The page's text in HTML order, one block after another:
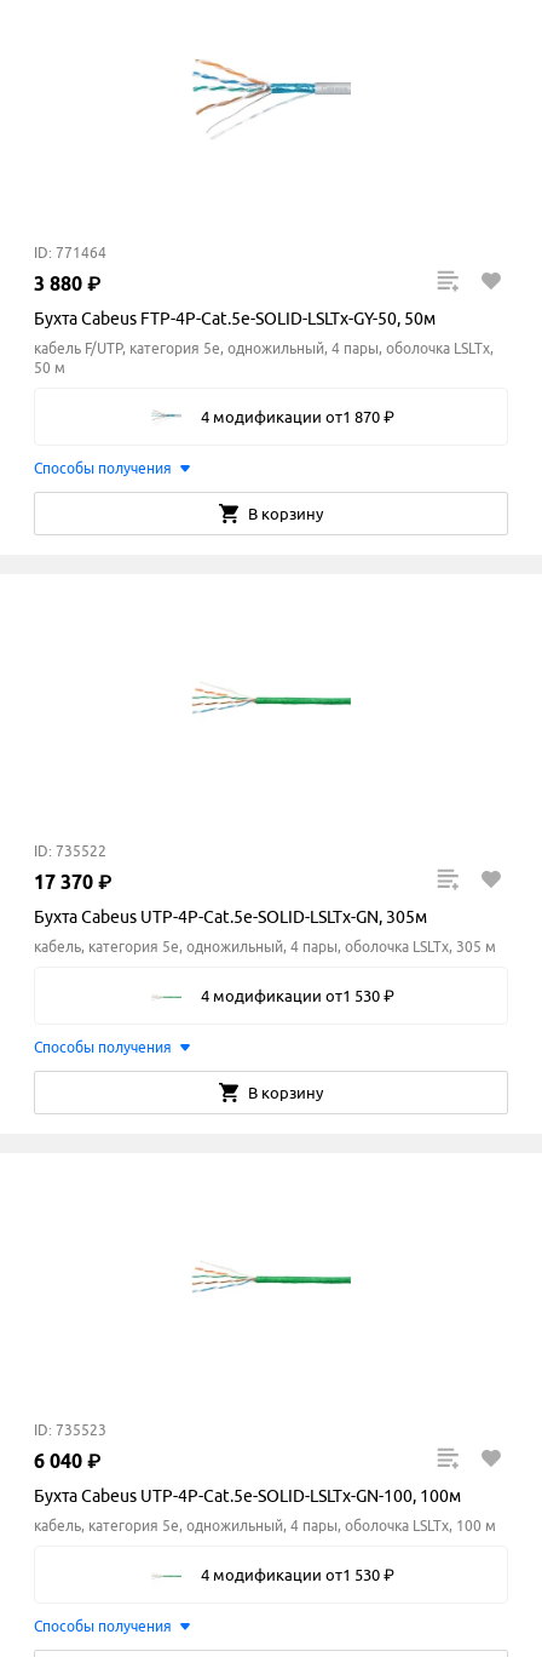
ID: 771464
3 880 ₽
Бухта Cabeus FTP-4P-Cat.5e-SOLID-LSLTx-GY-50, 50м
кабель F/UTP, категория 5e, одножильный, 4 пары, оболочка LSLTx,
50 м
4 модификации от1 870 ₽
Способы получения
В корзину
ID: 735522
17 370 ₽
Бухта Cabeus UTP-4P-Cat.5e-SOLID-LSLTx-GN, 305м
кабель, категория 5e, одножильный, 4 пары, оболочка LSLTx, 305 м
4 модификации от1 530 ₽
Способы получения
В корзину
ID: 735523
6 040 ₽
Бухта Cabeus UTP-4P-Cat.5e-SOLID-LSLTx-GN-100, 100м
кабель, категория 5e, одножильный, 4 пары, оболочка LSLTx, 100 м
4 модификации от1 530 ₽
Способы получения